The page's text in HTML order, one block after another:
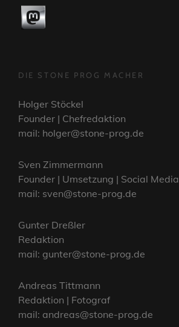
DIE STONE PROG MACHER
Holger Stöckel
Founder | Chefredaktion
mail: holger@stone-prog.de
Sven Zimmermann
Founder | Umsetzung | Social Media
mail: sven@stone-prog.de
Gunter Dreßler
Redaktion
mail: gunter@stone-prog.de
Andreas Tittmann
Redaktion | Fotograf
mail: andreas@stone-prog.de